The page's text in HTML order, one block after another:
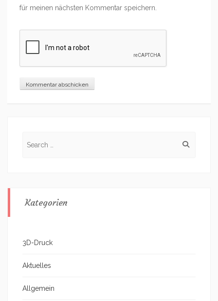
für meinen nächsten Kommentar speichern.
Kategorien
3D-Druck
Aktuelles
Allgemein